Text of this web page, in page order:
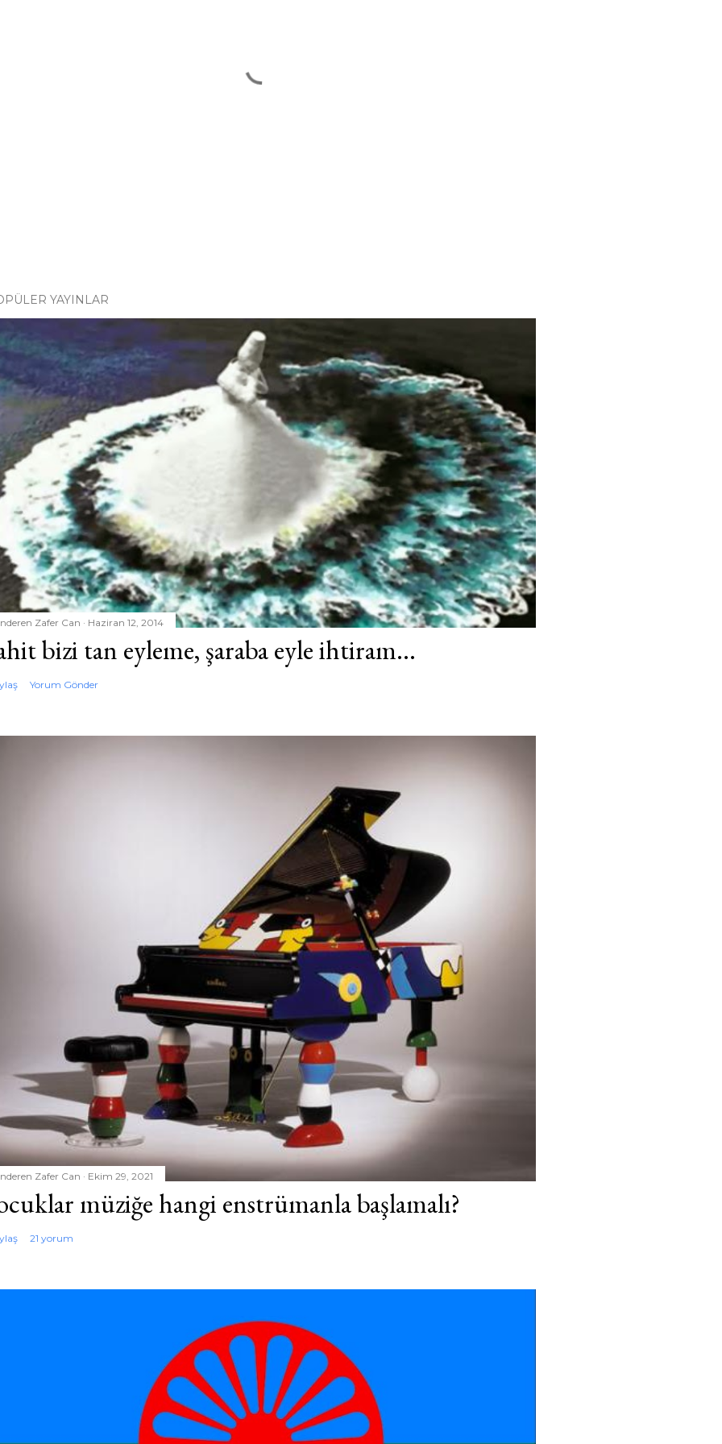
YAYINLAR
Zafer Can Haziran 12, 2014
bizi tan eyleme, şaraba eyle ihtiram...
Yorum Gönder
Zafer Can Ekim 29, 2021
müziğe hangi enstrümanla başlamalı?
21 yorum